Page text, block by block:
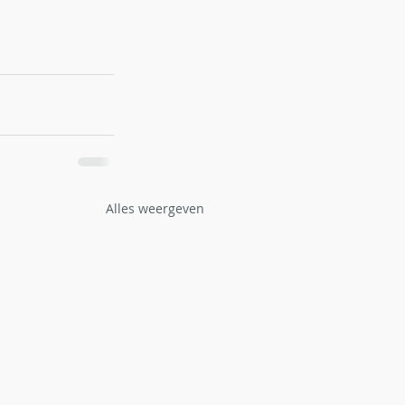
Alles weergeven